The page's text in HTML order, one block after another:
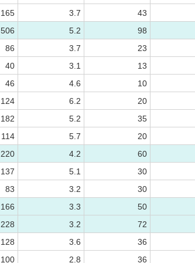
165 3.7
43
506 5.2
98
86 3.7
23
40 3.1
13
46 4.6
10
124 6.2
20
182 5.2
35
114 5.7
20
220 4.2
60
137 5.1
30
83 3.2
30
166 3.3
50
228 3.2
72
128 3.6
36
100 2.8 36